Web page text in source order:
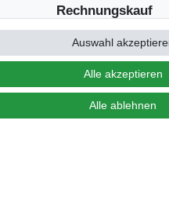
Rechnungskauf
Zahlung bei
PayPal (inkl.
Alle akzeptieren
Alle ablehnen
Auswahl